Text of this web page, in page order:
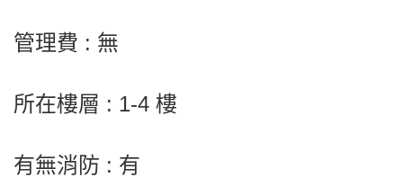
管理費 : 無
所在樓層 : 1-4 樓
有無消防 : 有